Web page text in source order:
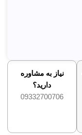
نیاز به مشاوره
دارید؟
09332700706